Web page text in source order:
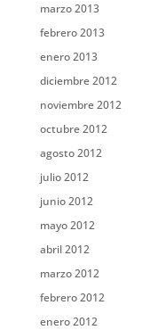
marzo 2013
febrero 2013
enero 2013
diciembre 2012
noviembre 2012
octubre 2012
agosto 2012
julio 2012
junio 2012
mayo 2012
abril 2012
marzo 2012
febrero 2012
enero 2012